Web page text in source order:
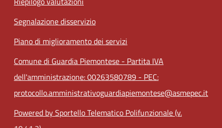
Segnalazione disservizio
Piano di miglioramento dei servizi
Comune di Guardia Piemontese - Partita IVA
dell'amministrazione: 00263580789 - PEC:
protocollo.amministrativoguardiapiemontese@asmepec.it
Powered by Sportello Telematico Polifunzionale (v.